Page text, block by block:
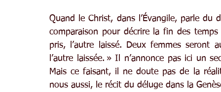
Quand le Christ, dans l’Évangile, parle
comparaison pour décrire la fin des temps
pris, l’autre laissé. Deux femmes seront
l’autre laissée. » Il n’annonce pas ici un
Mais ce faisant, il ne doute pas de la
nous aussi, le récit du déluge dans la